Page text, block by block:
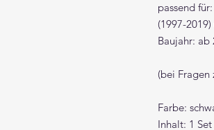
passend
(1997-
Baujahr: ab
(bei Fragen
Farbe:
Inhalt: 1